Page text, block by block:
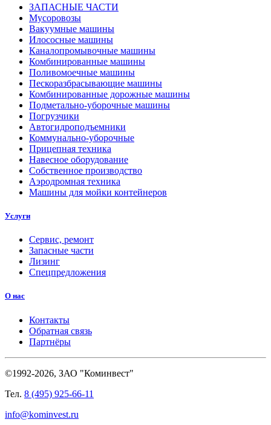
ЗАПАСНЫЕ ЧАСТИ
Мусоровозы
Вакуумные машины
Илососные машины
Каналопромывочные машины
Комбинированные машины
Поливомоечные машины
Пескоразбрасывающие машины
Комбинированные дорожные машины
Подметально-уборочные машины
Погрузчики
Автогидроподъемники
Коммунально-уборочные
Прицепная техника
Навесное оборудование
Собственное производство
Аэродромная техника
Машины для мойки контейнеров
Услуги
Сервис, ремонт
Запасные части
Лизинг
Спецпредложения
О нас
Контакты
Обратная связь
Партнёры
©1992-2026, ЗАО "Коминвест"
Тел. 8 (495) 925-66-11
info@kominvest.ru